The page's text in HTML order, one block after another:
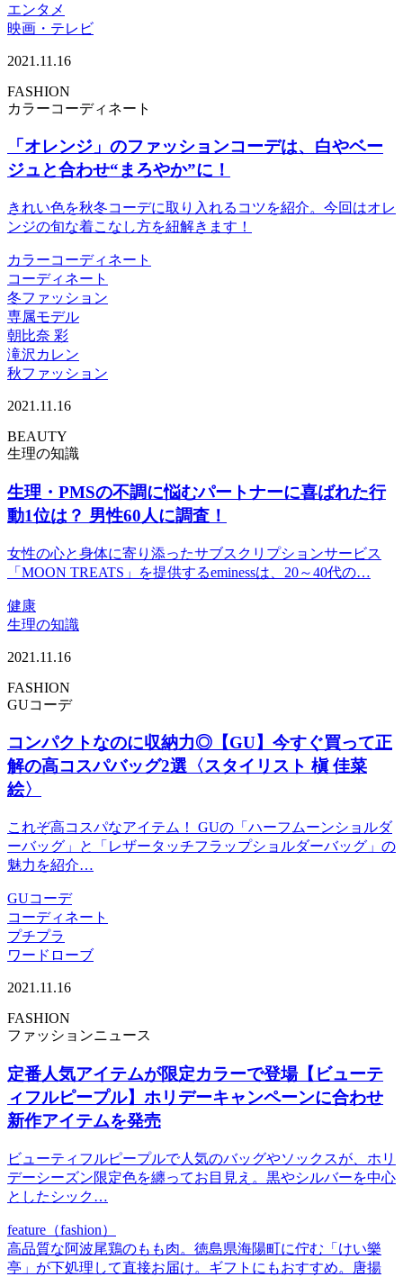
エンタメ
映画・テレビ
2021.11.16
FASHION
カラーコーディネート
「オレンジ」のファッションコーデは、白やベー
ジュと合わせ“まろやか”に！
きれい色を秋冬コーデに取り入れるコツを紹介。今回はオレ
ンジの旬な着こなし方を紐解きます！
カラーコーディネート
コーディネート
冬ファッション
専属モデル
朝比奈 彩
滝沢カレン
秋ファッション
2021.11.16
BEAUTY
生理の知識
生理・PMSの不調に悩むパートナーに喜ばれた行
動1位は？ 男性60人に調査！
女性の心と身体に寄り添ったサブスクリプションサービス
「MOON TREATS」を提供するeminessは、20～40代の…
健康
生理の知識
2021.11.16
FASHION
GUコーデ
コンパクトなのに収納力◎【GU】今すぐ買って正
解の高コスパバッグ2選〈スタイリスト 槇 佳菜
絵〉
これぞ高コスパなアイテム！ GUの「ハーフムーンショルダ
ーバッグ」と「レザータッチフラップショルダーバッグ」の
魅力を紹介…
GUコーデ
コーディネート
プチプラ
ワードローブ
2021.11.16
FASHION
ファッションニュース
定番人気アイテムが限定カラーで登場【ビューテ
ィフルピープル】ホリデーキャンペーンに合わせ
新作アイテムを発売
ビューティフルピープルで人気のバッグやソックスが、ホリ
デーシーズン限定色を纏ってお目見え。黒やシルバーを中心
としたシック…
feature（fashion）
高品質な阿波尾鶏のもも肉。徳島県海陽町に佇む「けい樂
亭」が下処理して直接お届け。ギフトにもおすすめ。唐揚